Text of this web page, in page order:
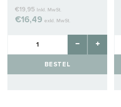
€19,95 Inkl. MwSt.
€16,49 exkl. MwSt.
BESTEL